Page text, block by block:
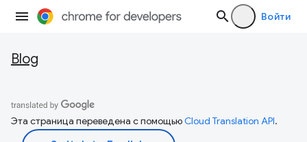
Войти
Blog
Эта страница переведена с помощьюCloud Translation API.